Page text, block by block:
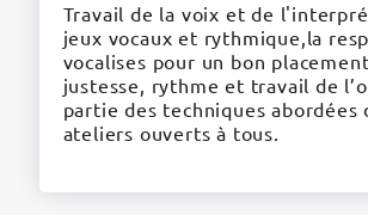
Travail de la voix et de
jeux vocaux et rythmique,la
vocalises pour un bon
justesse, rythme et travail de
partie des techniques abordées
ateliers ouverts à tous.